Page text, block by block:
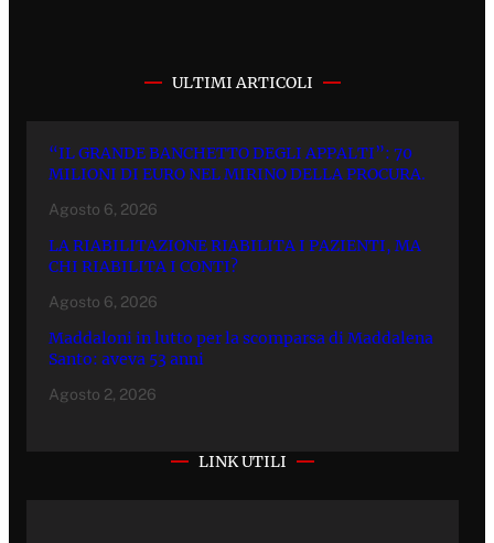
ULTIMI ARTICOLI
“IL GRANDE BANCHETTO DEGLI APPALTI”: 70
MILIONI DI EURO NEL MIRINO DELLA PROCURA.
Agosto 6, 2026
LA RIABILITAZIONE RIABILITA I PAZIENTI, MA
CHI RIABILITA I CONTI?
Agosto 6, 2026
Maddaloni in lutto per la scomparsa di Maddalena
Santo: aveva 53 anni
Agosto 2, 2026
LINK UTILI